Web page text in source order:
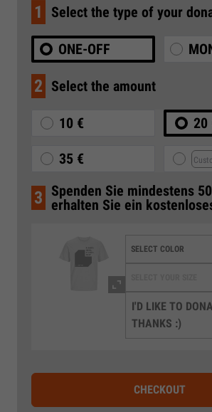
1 Select the type of your
ONE-OFF
2 Select the amount
10 € 20
35 €
3 Spenden Sie mindestens
erhalten Sie ein
I'D LIKE TO
THANKS :)
CHECKOUT